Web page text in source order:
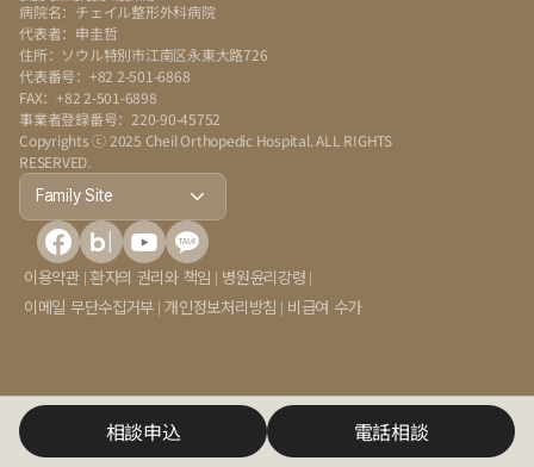
相談申込 電話相談
病院名：チェイル整形外科病院
代表者：申圭哲
住所：ソウル特別市江南区永東大路726
代表番号：+82 2-501-6868
FAX：+82 2-501-6898
事業者登録番号：220-90-45752
Copyrights ⓒ 2025 Cheil Orthopedic Hospital. ALL RIGHTS
RESERVED.
Family Site
이용약관 환자의 권리와 책임
병원윤리강령
이메일 무단수집거부 개인정보처리방침 비급여 수가